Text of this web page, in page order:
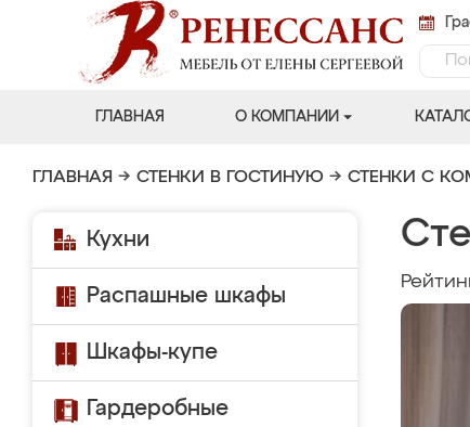
ГЛАВНАЯ О КОМПАНИИ
ГЛАВНАЯ → СТЕНКИ В ГОСТИНУЮ → СТЕНКИ С
Кухни
Распашные шкафы
Шкафы-купе
Гардеробные